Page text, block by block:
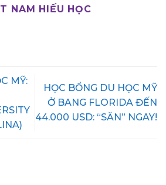
NAM HIẾU HỌC
MỸ:
HỌC BỔNG DU HỌC MỸ
Ở BANG FLORIDA ĐẾN
44.000 USD: “SĂN” NGAY!